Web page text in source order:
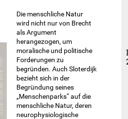
Die menschliche Natur
wird nicht nur von Brecht
als Argument
herangezogen, um
moralische und politische
Forderungen zu
begründen. Auch Sloterdijk
bezieht sich in der
Begründung seines
„Menschenparks“ auf die
menschliche Natur, deren
neurophysiologische